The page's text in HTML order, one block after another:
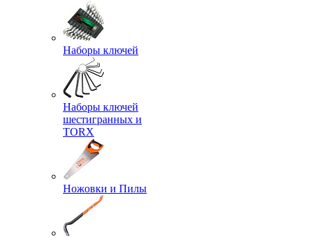
Наборы ключей
Наборы ключей
шестигранных и
TORX
Ножовки и Пилы